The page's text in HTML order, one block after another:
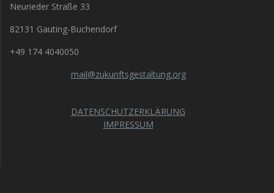
Neurieder Straße 33
82131 Gauting-Buchendorf
+49 174 4040050
mail@zukunftsgestaltung.org
DATENSCHUTZERKLÄRUNG
IMPRESSUM